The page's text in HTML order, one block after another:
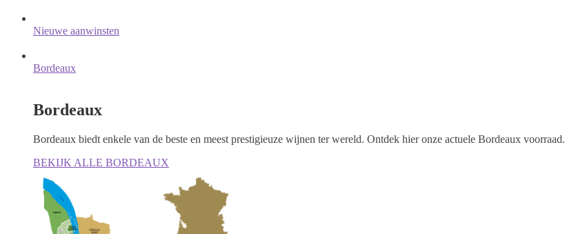
Nieuwe aanwinsten
Bordeaux
Bordeaux
Bordeaux biedt enkele van de beste en meest prestigieuze wijnen ter wereld. Ontdek hier onze actuele Bordeaux voorraad.
BEKIJK ALLE BORDEAUX